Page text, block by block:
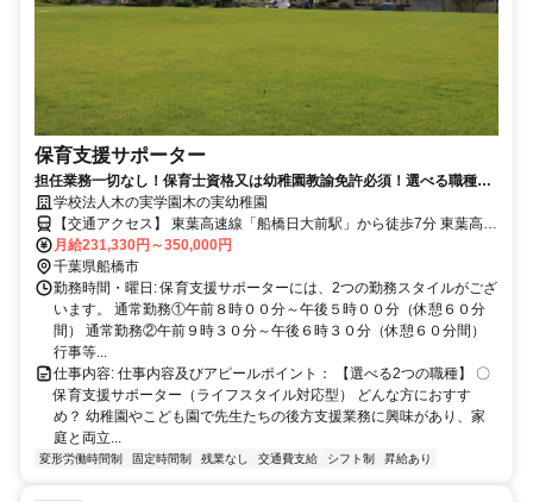
保育支援サポーター
担任業務一切なし！保育士資格又は幼稚園教諭免許必須！選べる職種！
ライフスタイルに合わせた働き方可能！
学校法人木の実学園木の実幼稚園
【交通アクセス】 東葉高速線「船橋日大前駅」から徒歩7分 東葉高速
線「八千代緑が丘駅」から徒歩15分 アクセス: 東葉高速線「船橋日大
前駅」から徒歩7分
月給231,330円～350,000円
千葉県船橋市
勤務時間・曜日: 保育支援サポーターには、2つの勤務スタイルがござ
います。 通常勤務①午前８時００分～午後５時００分（休憩６０分
間） 通常勤務②午前９時３０分～午後６時３０分（休憩６０分間）
行事等...
仕事内容: 仕事内容及びアピールポイント： 【選べる2つの職種】 〇
保育支援サポーター（ライフスタイル対応型） どんな方におすす
め？ 幼稚園やこども園で先生たちの後方支援業務に興味があり、家
庭と両立...
変形労働時間制 固定時間制 残業なし 交通費支給 シフト制 昇給あり